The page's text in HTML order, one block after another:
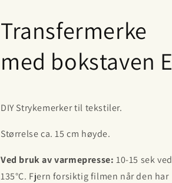
Transfermerke
med bokstaven E
DIY Strykemerker til tekstiler.
Størrelse ca. 15 cm høyde.
Ved bruk av varmepresse: 10-15 sek ved
135°C. Fjern forsiktig filmen når den har